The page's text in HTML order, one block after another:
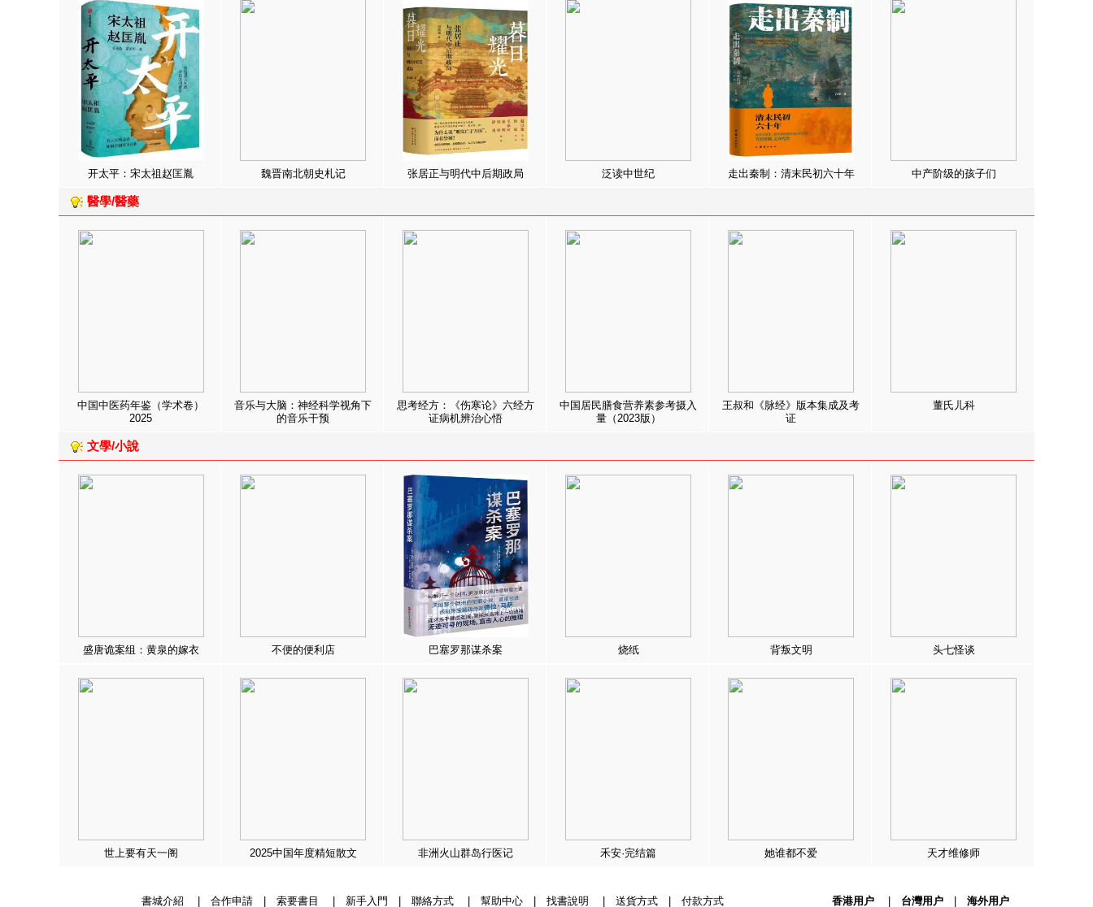
开太平：宋太祖赵匡胤 魏晋南北朝史札记 张居正与明代中后期政局 泛读中世纪 走出秦制：清末民初六十年 中产阶级的孩子们
醫學/醫藥
中国中医药年鉴（学术卷）
2025
音乐与大脑：神经科学视角下
的音乐干预
思考经方：《伤寒论》六经方
证病机辨治心悟
中国居民膳食营养素参考摄入
量（2023版）
王叔和《脉经》版本集成及考
证
董氏儿科
文學/小說
盛唐诡案组：黄泉的嫁衣 不便的便利店 巴塞罗那谋杀案 烧纸 背叛文明 头七怪谈
世上要有天一阁 2025中国年度精短散文 非洲火山群岛行医记 禾安·完结篇 她谁都不爱 天才维修师
書城介紹 合作申請| 索要書目 新手入門 聯絡方式| 幫助中心| 找書說明 送貨方式| 付款方式 香港用户| 台灣用户| 海外用户